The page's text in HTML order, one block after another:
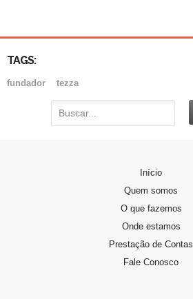
Padre Domingos Gava, nasceu em Vitório…
Se você sente o chamado de…
TAGS:
fundador tezza
Início
Quem somos
O que fazemos
Onde estamos
Prestação de Contas
Fale Conosco